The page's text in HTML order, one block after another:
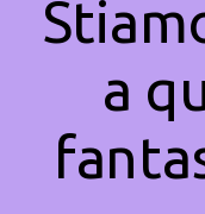
a